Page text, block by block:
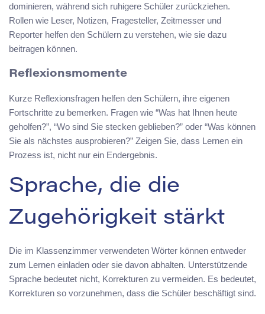
dominieren, während sich ruhigere Schüler zurückziehen.
Rollen wie Leser, Notizen, Fragesteller, Zeitmesser und
Reporter helfen den Schülern zu verstehen, wie sie dazu
beitragen können.
Reflexionsmomente
Kurze Reflexionsfragen helfen den Schülern, ihre eigenen
Fortschritte zu bemerken. Fragen wie “Was hat Ihnen heute
geholfen?”, “Wo sind Sie stecken geblieben?” oder “Was können
Sie als nächstes ausprobieren?” Zeigen Sie, dass Lernen ein
Prozess ist, nicht nur ein Endergebnis.
Sprache, die die
Zugehörigkeit stärkt
Die im Klassenzimmer verwendeten Wörter können entweder
zum Lernen einladen oder sie davon abhalten. Unterstützende
Sprache bedeutet nicht, Korrekturen zu vermeiden. Es bedeutet,
Korrekturen so vorzunehmen, dass die Schüler beschäftigt sind.